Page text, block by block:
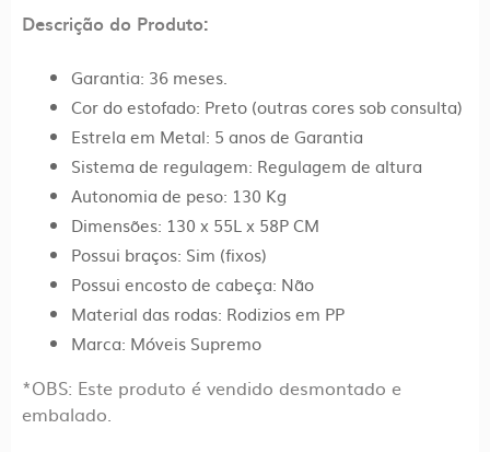
Descrição do Produto:
Garantia: 36 meses.
Cor do estofado: Preto (outras cores sob consulta)
Estrela em Metal: 5 anos de Garantia
Sistema de regulagem: Regulagem de altura
Autonomia de peso: 130 Kg
Dimensões: 130 x 55L x 58P CM
Possui braços: Sim (fixos)
Possui encosto de cabeça: Não
Material das rodas: Rodizios em PP
Marca: Móveis Supremo
*OBS: Este produto é vendido desmontado e
embalado.